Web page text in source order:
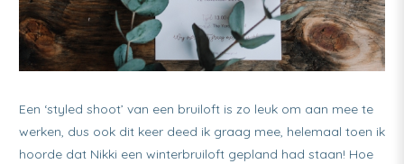
Een ‘styled shoot’ van een bruiloft is zo leuk om aan mee te
werken, dus ook dit keer deed ik graag mee, helemaal toen ik
hoorde dat Nikki een winterbruiloft gepland had staan! Hoe